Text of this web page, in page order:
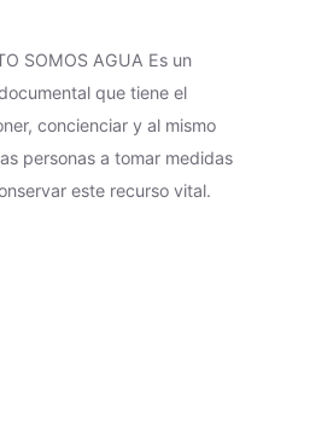
SOMOS AGUA Es un
que tiene el
concienciar y al mismo
personas a tomar medidas
este recurso vital.